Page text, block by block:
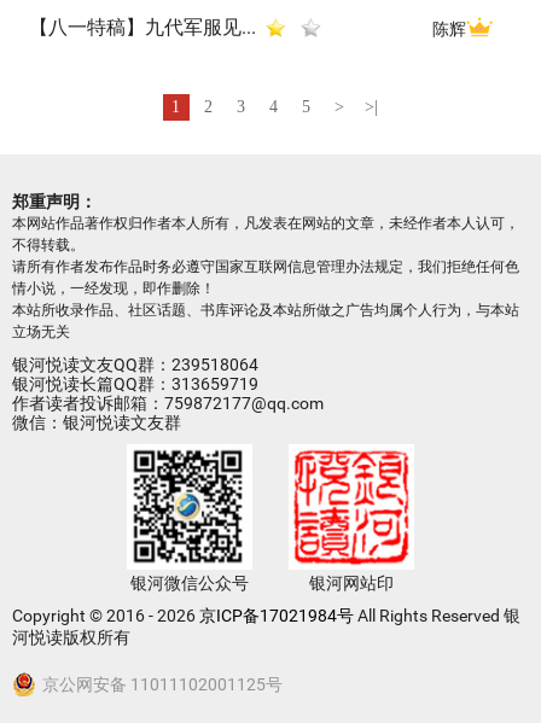
【八一特稿】九代军服见... 陈辉
1 2 3 4 5 > >|
郑重声明：
本网站作品著作权归作者本人所有，凡发表在网站的文章，未经作者本人认可，
不得转载。
请所有作者发布作品时务必遵守国家互联网信息管理办法规定，我们拒绝任何色
情小说，一经发现，即作删除！
本站所收录作品、社区话题、书库评论及本站所做之广告均属个人行为，与本站
立场无关
银河悦读文友QQ群：239518064
银河悦读长篇QQ群：313659719
作者读者投诉邮箱：759872177@qq.com
微信：银河悦读文友群
银河微信公众号
银河网站印
Copyright © 2016 - 2026京ICP备17021984号All Rights Reserved 银
河悦读版权所有
京公网安备 11011102001125号